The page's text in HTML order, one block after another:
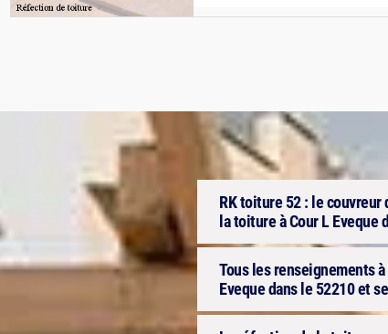
RK toiture 52 : le
la toiture à Cour L Eveque
Tous les renseignements
Eveque dans le 52210 et